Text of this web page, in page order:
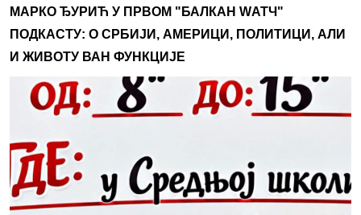
МАРКО ЂУРИЋ У ПРВОМ "БАЛКАН WАТЧ"
ПОДКАСТУ: О СРБИЈИ, АМЕРИЦИ, ПОЛИТИЦИ, АЛИ
И ЖИВОТУ ВАН ФУНКЦИЈЕ